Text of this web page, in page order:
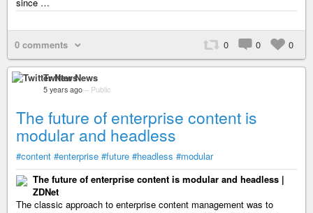
0 comments 0 0 0
Twitter News
5 years ago – Public
The future of enterprise content is
modular and headless
#content #enterprise #future #headless #modular
The future of enterprise content is modular and headless |
ZDNet
The classic approach to enterprise content management was to